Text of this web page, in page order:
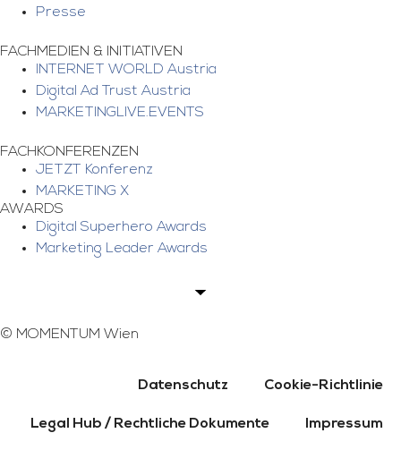
Presse
FACHMEDIEN & INITIATIVEN
INTERNET WORLD Austria
Digital Ad Trust Austria
MARKETINGLIVE.EVENTS
FACHKONFERENZEN
JETZT Konferenz
MARKETING X
AWARDS
Digital Superhero Awards
Marketing Leader Awards
© MOMENTUM Wien
Datenschutz Cookie-Richtlinie
Legal Hub / Rechtliche Dokumente Impressum